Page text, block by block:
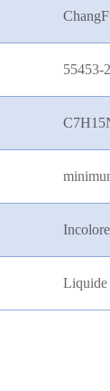
55453-
Liquide